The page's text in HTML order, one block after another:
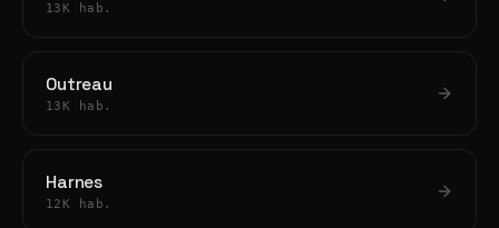
13K hab.
Outreau
13K hab.
Harnes
12K hab.